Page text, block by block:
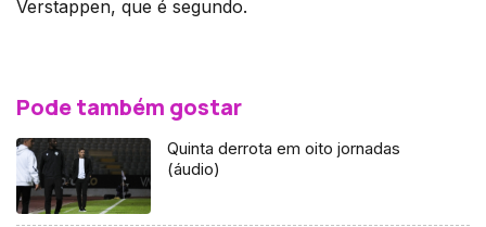
Verstappen, que é segundo.
Pode também gostar
Quinta derrota em oito jornadas
(áudio)